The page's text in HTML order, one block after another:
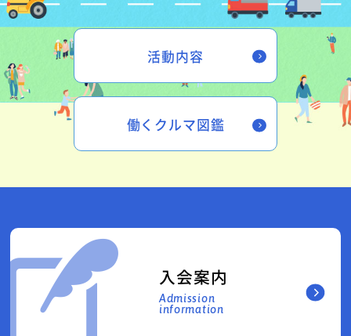
活動内容
働くクルマ図鑑
入会案内
Admission
information